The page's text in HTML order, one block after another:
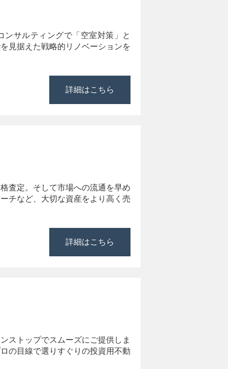
サルティングで「空室対策」と
見据えた戦略的リノベーションを
詳細はこちら
査定。そして市場への流通を早め
チなど、大切な資産をより高く売
詳細はこちら
ストップでスムーズにご提供しま
の目線で選りすぐりの投資用不動